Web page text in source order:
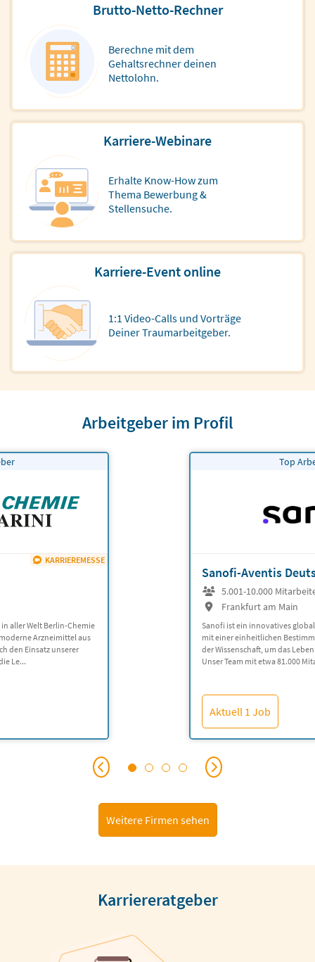
Brutto-Netto-Rechner
Berechne mit dem
Gehaltsrechner deinen
Nettolohn.
Karriere-Webinare
Erhalte Know-How zum
Thema Bewerbung &
Stellensuche.
Karriere-Event online
1:1 Video-Calls und Vorträge
Deiner Traumarbeitgeber.
Arbeitgeber im Profil
KARRIEREMESSE
aller Welt Berlin-Chemie
Arzneimittel aus
den Einsatz unserer
Le...
Top
Sanofi-Aventis
5.001-10.000
Frankfurt am Main
Sanofi ist ein innovatives
mit einer einheitlichen
der Wissenschaft, um das
Unser Team mit etwa 81.000
Aktuell 1 Job
Weitere Firmen sehen
Karriereratgeber